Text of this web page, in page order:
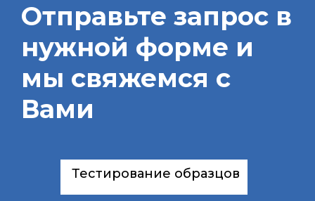
Отправьте запрос в
нужной форме и
мы свяжемся с
Вами
Тестирование образцов